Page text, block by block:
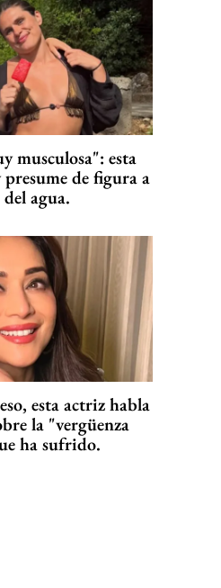
musculosa": esta
de figura a
agua.
esta actriz habla
la "vergüenza
ha sufrido.